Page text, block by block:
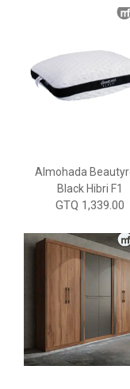
Almohada
Black Hibri F1
GTQ 1,339.00